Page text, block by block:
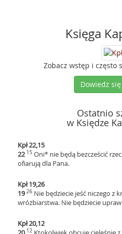
Księga
Zobacz wstęp i często
Dowiedz
Ostatnio
w Księdze
Kpł 22,15
22 15 Oni* nie będą bezcześcić
ofiarują dla Pana.
Kpł 19,26
1926 Nie będziecie jeść niczego z
wróżbiarstwa. Nie będziecie
Kpł 20,12
12